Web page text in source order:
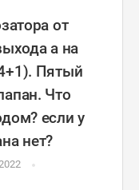
от
а на
Пятый
Что
если у
нет?